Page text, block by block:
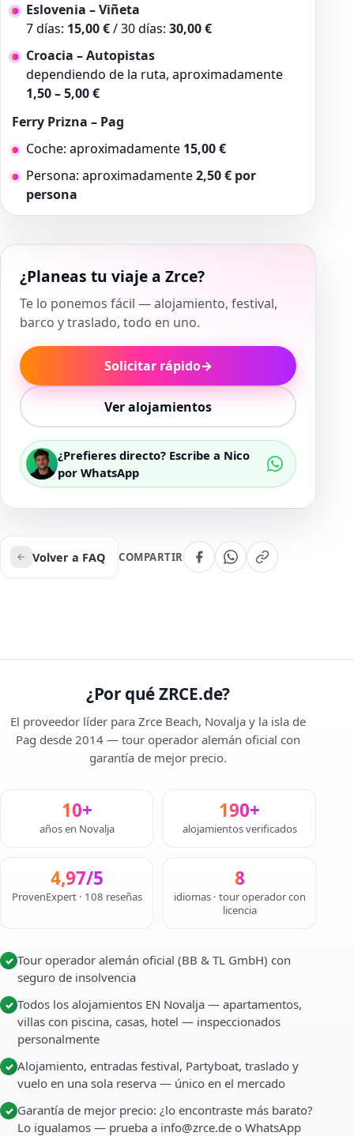
Eslovenia – Viñeta
7 días: 15,00 €/ 30 días: 30,00 €
Croacia – Autopistas
dependiendo de la ruta, aproximadamente
1,50 – 5,00 €
Ferry Prizna – Pag
Coche: aproximadamente 15,00 €
Persona: aproximadamente2,50 € por
persona
¿Planeas tu viaje a Zrce?
Te lo ponemos fácil — alojamiento, festival,
barco y traslado, todo en uno.
Solicitar rápido→
Ver alojamientos
¿Prefieres directo? Escribe a Nico
por WhatsApp
Volver a FAQ COMPARTIR
¿Por qué ZRCE.de?
El proveedor líder para Zrce Beach, Novalja y la isla de
Pag desde 2014 — tour operador alemán oficial con
garantía de mejor precio.
10+
años en Novalja
190+
alojamientos verificados
4,97/5
ProvenExpert · 108 reseñas
8
idiomas · tour operador con
licencia
✓ Tour operador alemán oficial (BB & TL GmbH) con
seguro de insolvencia
✓ Todos los alojamientos EN Novalja — apartamentos,
villas con piscina, casas, hotel — inspeccionados
personalmente
✓ Alojamiento, entradas festival, Partyboat, traslado y
vuelo en una sola reserva — único en el mercado
✓ Garantía de mejor precio: ¿lo encontraste más barato?
Lo igualamos — prueba a info@zrce.de o WhatsApp